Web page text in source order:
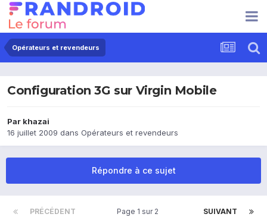
Opérateurs et revendeurs
Configuration 3G sur Virgin Mobile
Par khazai
16 juillet 2009 dans Opérateurs et revendeurs
Répondre à ce sujet
PRÉCÉDENT SUIVANT
Page 1 sur 2